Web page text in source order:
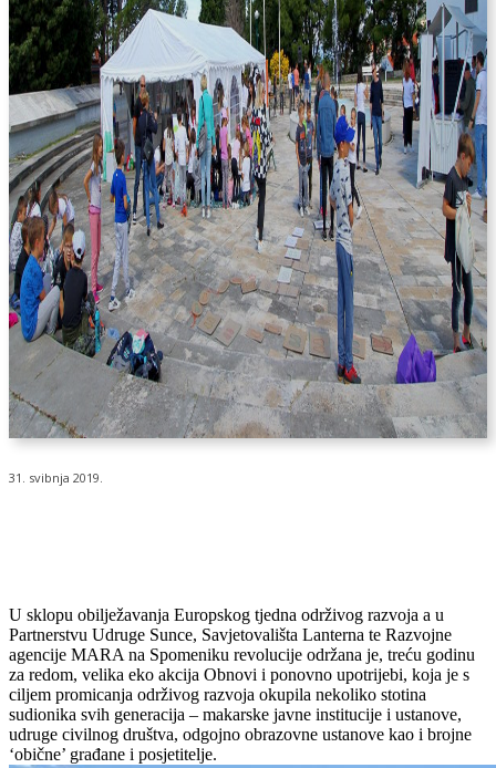
31. svibnja 2019.
U sklopu obilježavanja Europskog tjedna održivog razvoja a u
Partnerstvu Udruge Sunce, Savjetovališta Lanterna te Razvojne
agencije MARA na Spomeniku revolucije održana je, treću godinu
za redom, velika eko akcija Obnovi i ponovno upotrijebi, koja je s
ciljem promicanja održivog razvoja okupila nekoliko stotina
sudionika svih generacija – makarske javne institucije i ustanove,
udruge civilnog društva, odgojno obrazovne ustanove kao i brojne
‘obične’ građane i posjetitelje.